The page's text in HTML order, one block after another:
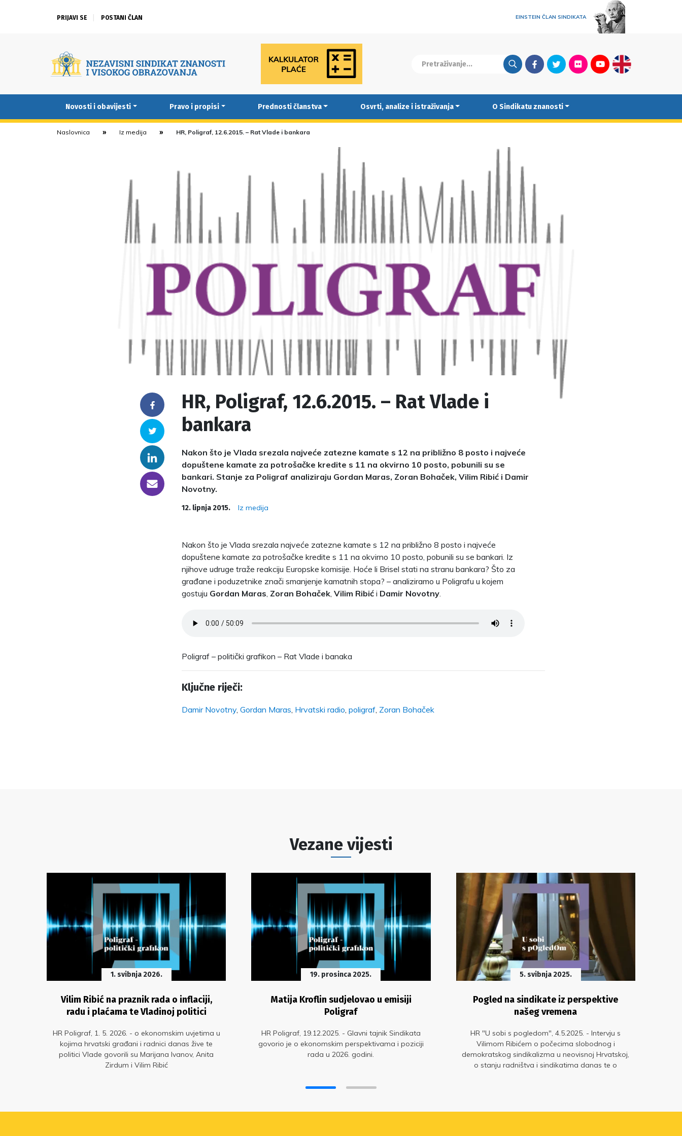
PRIJAVI SE POSTANI ČLAN EINSTEIN ČLAN SINDIKATA
FacebookTwitterFlickrYoutubeEnglish
Novosti i obavijesti Pravo i propisi Prednosti članstva Osvrti, analize i istraživanja O Sindikatu znanosti
Naslovnica Iz medija HR, Poligraf, 12.6.2015. – Rat Vlade i bankara
Facebook
Twitter
Linkedin
someone@yoursite.com
HR, Poligraf, 12.6.2015. – Rat Vlade i
bankara
Nakon što je Vlada srezala najveće zatezne kamate s 12 na približno 8 posto i najveće
dopuštene kamate za potrošačke kredite s 11 na okvirno 10 posto, pobunili su se
bankari. Stanje za Poligraf analiziraju Gordan Maras, Zoran Bohaček, Vilim Ribić i Damir
Novotny.
12. lipnja 2015. Iz medija
Nakon što je Vlada srezala najveće zatezne kamate s 12 na približno 8 posto i najveće
dopuštene kamate za potrošačke kredite s 11 na okvirno 10 posto, pobunili su se bankari. Iz
njihove udruge traže reakciju Europske komisije. Hoće li Brisel stati na stranu bankara? Što za
građane i poduzetnike znači smanjenje kamatnih stopa? – analiziramo u Poligrafu u kojem
gostuju Gordan Maras, Zoran Bohaček, Vilim Ribić i Damir Novotny.
Poligraf – politički grafikon – Rat Vlade i banaka
Ključne riječi:
Damir Novotny, Gordan Maras, Hrvatski radio, poligraf, Zoran Bohaček
Vezane vijesti
1. svibnja 2026.
Vilim Ribić na praznik rada o inflaciji,
radu i plaćama te Vladinoj politici
HR Poligraf, 1. 5. 2026. - o ekonomskim uvjetima u
kojima hrvatski građani i radnici danas žive te
politici Vlade govorili su Marijana Ivanov, Anita
Zirdum i Vilim Ribić
19. prosinca 2025.
Matija Kroflin sudjelovao u emisiji
Poligraf
HR Poligraf, 19.12.2025. - Glavni tajnik Sindikata
govorio je o ekonomskim perspektivama i poziciji
rada u 2026. godini.
5. svibnja 2025.
Pogled na sindikate iz perspektive
našeg vremena
HR "U sobi s pogledom", 4.5.2025. - Intervju s
Vilimom Ribićem o počecima slobodnog i
demokratskog sindikalizma u neovisnoj Hrvatskoj,
o stanju radništva i sindikatima danas te o